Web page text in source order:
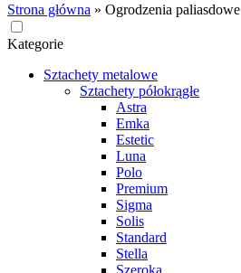
Strona główna » Ogrodzenia paliasdowe
Kategorie
Sztachety metalowe
Sztachety półokrągłe
Astra
Emka
Estetic
Luna
Polo
Premium
Sigma
Solis
Standard
Stella
Szeroka